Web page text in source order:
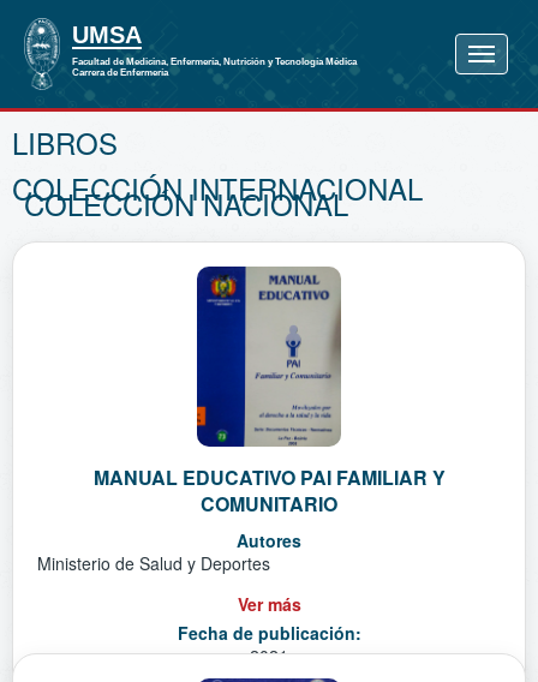
LIBROS
COLECCIÓN INTERNACIONAL
COLECCIÓN NACIONAL
MANUAL EDUCATIVO PAI FAMILIAR Y
COMUNITARIO
Autores
Ministerio de Salud y Deportes
Ver más
Fecha de publicación:
2021